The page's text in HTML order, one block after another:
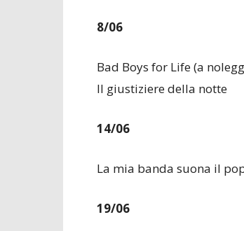
8/06
Bad Boys for Life (a
Il giustiziere della notte
14/06
La mia banda suona il
19/06